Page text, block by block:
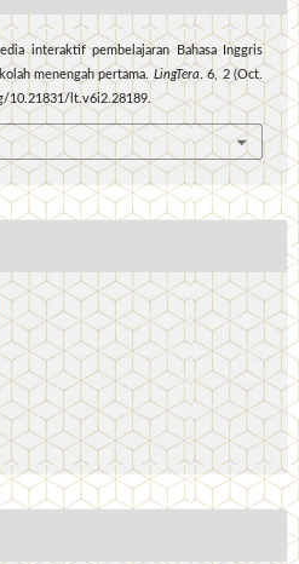
interaktif pembelajaran Bahasa Inggris
menengah pertama. LingTera . 6, 2 (Oct.
10.21831/lt.v6i2.28189.